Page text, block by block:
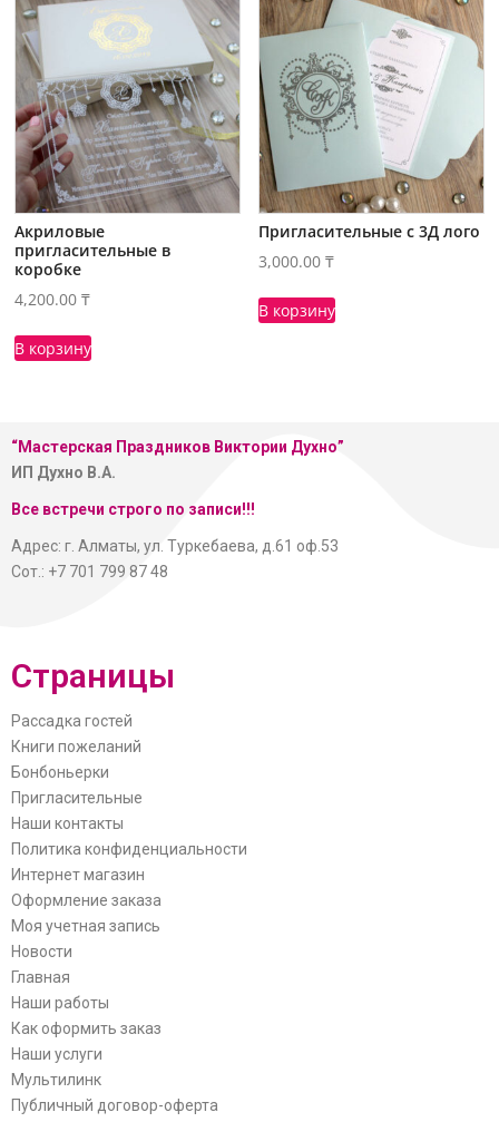
Акриловые
пригласительные в
коробке
4,200.00₸
В корзину
Пригласительные с 3Д лого
3,000.00₸
В корзину
“Мастерская Праздников Виктории Духно”
ИП Духно В.А.
Все встречи строго по записи!!!
Адрес: г. Алматы, ул. Туркебаева, д.61 оф.53
Сот.: +7 701 799 87 48
Страницы
Рассадка гостей
Книги пожеланий
Бонбоньерки
Пригласительные
Наши контакты
Политика конфиденциальности
Интернет магазин
Оформление заказа
Моя учетная запись
Новости
Главная
Наши работы
Как оформить заказ
Наши услуги
Мультилинк
Публичный договор-оферта